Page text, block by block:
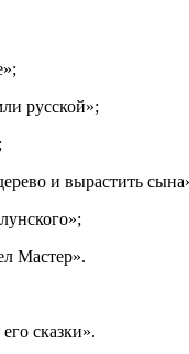
русской»;
и вырастить
Мастер».
сказки».